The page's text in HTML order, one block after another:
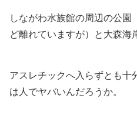
しながわ水族館の周辺の公園
ど離れていますが）と大森
アスレチックへ入らずとも十
は人でヤバいんだろうか。